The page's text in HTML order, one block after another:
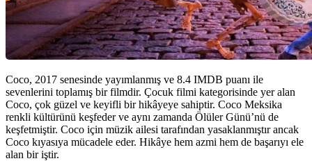
Coco, 2017 senesinde yayımlanmış ve 8.4 IMDB puanı ile
sevenlerini toplamış bir filmdir. Çocuk filmi kategorisinde yer alan
Coco, çok güzel ve keyifli bir hikâyeye sahiptir. Coco Meksika
renkli kültürünü keşfeder ve aynı zamanda Ölüler Günü’nü de
keşfetmiştir. Coco için müzik ailesi tarafından yasaklanmıştır ancak
Coco kıyasıya mücadele eder. Hikâye hem azmi hem de başarıyı ele
alan bir iştir.